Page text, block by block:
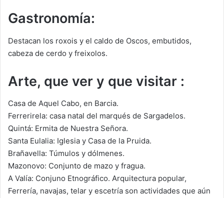
Gastronomía:
Destacan los roxois y el caldo de Oscos, embutidos,
cabeza de cerdo y freixolos.
Arte, que ver y que visitar :
Casa de Aquel Cabo, en Barcia.
Ferrerirela: casa natal del marqués de Sargadelos.
Quintá: Ermita de Nuestra Señora.
Santa Eulalia: Iglesia y Casa de la Pruida.
Brañavella: Túmulos y dólmenes.
Mazonovo: Conjunto de mazo y fragua.
A Valía: Conjuno Etnográfico. Arquitectura popular,
Ferrería, navajas, telar y escetría son actividades que aún